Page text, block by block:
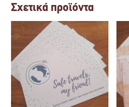
Σχετικά προϊόντα